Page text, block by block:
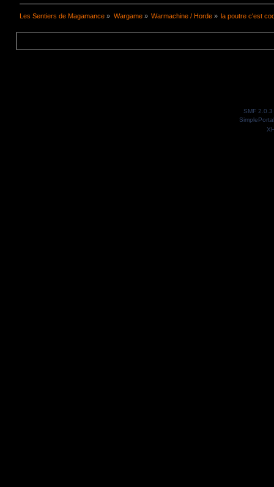
Les Sentiers de Magamance » Wargame» Warmachine / Horde» la poutre c'est
SMF 2.0.3